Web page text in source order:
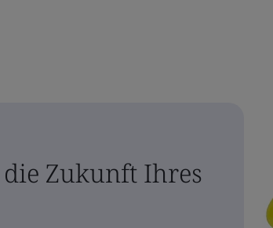
die Zukunft Ihres